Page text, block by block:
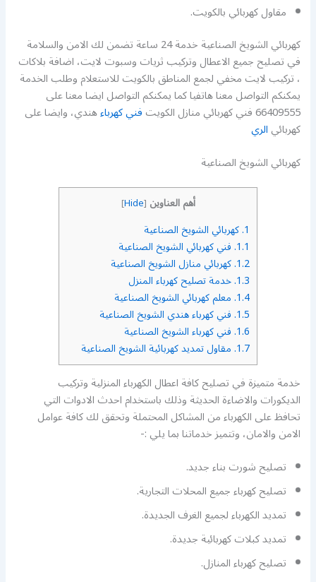
مقاول كهربائي بالكويت.
كهربائي الشويخ الصناعية خدمة 24 ساعة تضمن لك الامن والسلامة
في تصليح جميع الاعطال وتركيب ثريات وسبوت لايت، اضافة بلاكات
، تركيب لايت مخفي لجمع المناطق بالكويت للاستعلام وطلب الخدمة
يمكنكم التواصل معنا هاتفيا كما يمكنكم التواصل ايضا معنا على
66409555 فني كهربائي منازل الكويت فني كهرباءهندي، وايضا على
كهربائيالري
كهربائي الشويخ الصناعية
أهم العناوين [
Hide
]
1. كهربائي الشويخ الصناعية
1.1. فني كهربائي الشويخ الصناعية
1.2. كهربائي منازل الشويخ الصناعية
1.3. خدمة تصليح كهرباء المنزل
1.4. معلم كهربائي الشويخ الصناعية
1.5. فني كهرباء هندي الشويخ الصناعية
1.6. فني كهرباء الشويخ الصناعية
1.7. مقاول تمديد كهربائية الشويخ الصناعية
خدمة متميزة في تصليح كافة اعطال الكهرباء المنزلية وتركيب
الديكورات والاضاءة الحديثة وذلك باستخدام احدث الادوات التي
تحافظ على الكهرباء من المشاكل المحتملة وتحقق لك كافة عوامل
الامن والامان، وتتميز خدماتنا بما يلي :-
تصليح شورت بناء جديد.
تصليح كهرباء جميع المحلات التجارية.
تمديد الكهرباء لجميع الغرف الجديدة.
تمديد كبلات كهربائية جديدة.
تصليح كهرباء المنازل.